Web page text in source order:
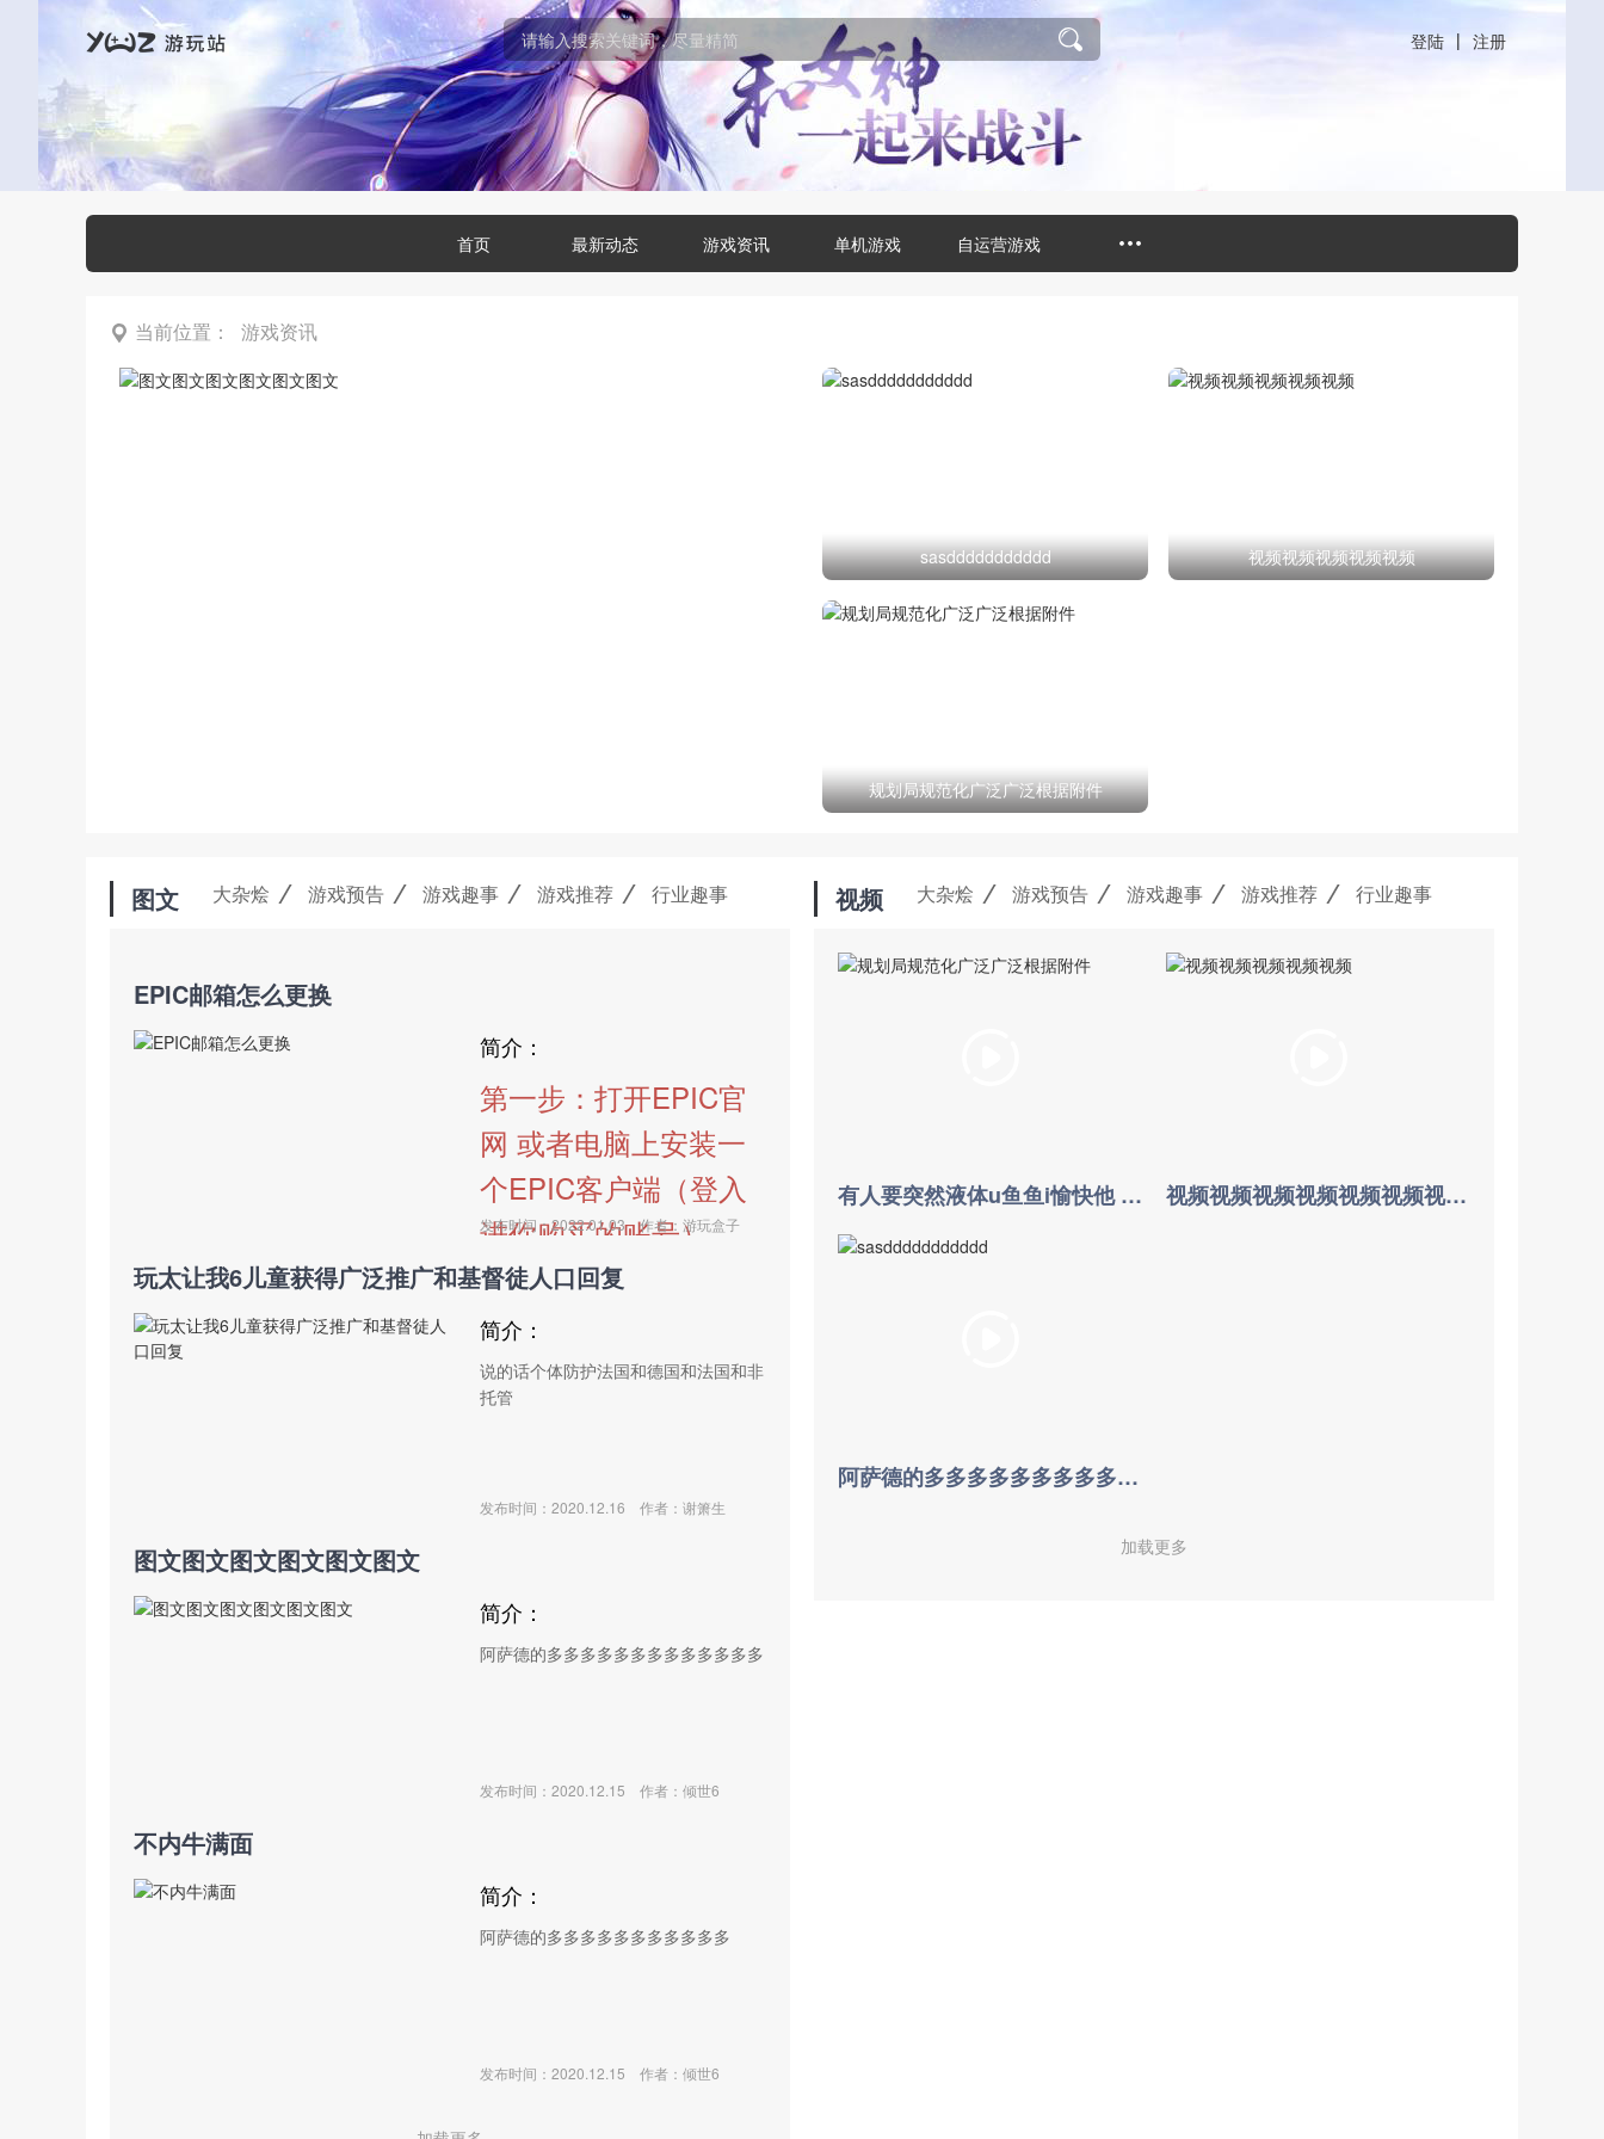
登陆 | 注册
首页 最新动态 游戏资讯 单机游戏 自运营游戏
当前位置： 游戏资讯
sasddddddddddd 视频视频视频视频视频
规划局规范化广泛广泛根据附件
图文 大杂烩 游戏预告 游戏趣事 游戏推荐 行业趣事
EPIC邮箱怎么更换
简介：
第一步：打开EPIC官
网 或者电脑上安装一
个EPIC客户端（登入
进你购买的账号）
发布时间：2022.01.03 作者：游玩盒子
玩太让我6儿童获得广泛推广和基督徒人口回复
简介：
说的话个体防护法国和德国和法国和非
托管
发布时间：2020.12.16 作者：谢箫生
图文图文图文图文图文图文
简介：
阿萨德的多多多多多多多多多多多多多
发布时间：2020.12.15 作者：倾世6
不内牛满面
简介：
阿萨德的多多多多多多多多多多多
发布时间：2020.12.15 作者：倾世6
视频 大杂烩 游戏预告 游戏趣事 游戏推荐 行业趣事
有人要突然液体u鱼鱼i愉快他 给v后面几天境内法人据 视频视频视频视频视频视频视频视频视频视频视频视频视频视频视频视频视频视频视频视频
阿萨德的多多多多多多多多多多多
加载更多